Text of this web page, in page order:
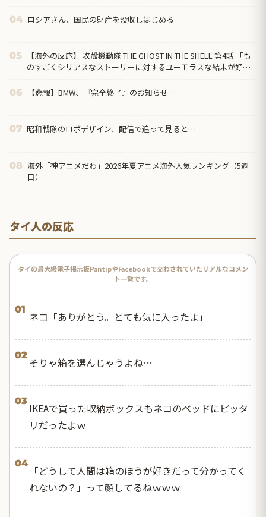
04 ロシアさん、国民の財産を没収しはじめる
05
【海外の反応】 攻殻機動隊 THE GHOST IN THE SHELL 第4話 「も
のすごくシリアスなストーリーに対するユーモラスな結末が好
06 【悲報】BMW、『完全終了』のお知らせ…
07 昭和戦隊のロボデザイン、配信で追って見ると…
08 海外「神アニメだわ」2026年夏アニメ海外人気ランキング（5週
目）
タイ人の反応
タイの最大級電子掲示板PantipやFacebookで交わされていたリアルなコメン
ト一覧です。
01
ネコ「ありがとう。とても気に入ったよ」
02
そりゃ箱を選んじゃうよね…
03
IKEAで買った収納ボックスもネコのベッドにピッタ
リだったよｗ
04
「どうして人間は箱のほうが好きだって分かってく
れないの？」って顔してるねｗｗｗ